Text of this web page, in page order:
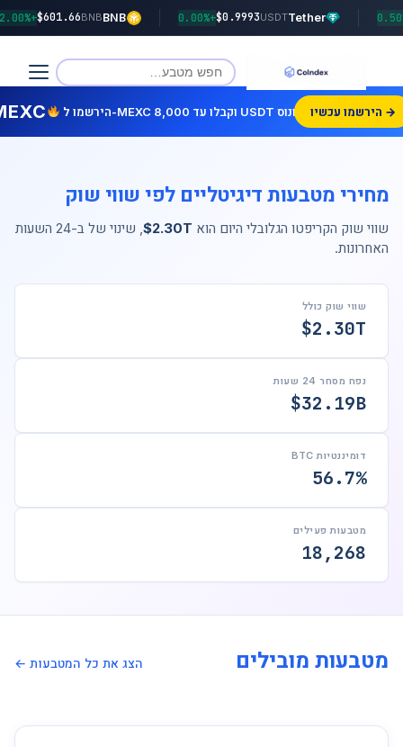
Tether
USDT
$0.9993
+0.00%
BNB
BNB
$601.66
+2.00%
הירשמו עכשיו →
מחירי מטבעות דיגיטליים לפי שווי שוק
שווי שוק הקריפטו הגלובלי היום הוא $2.30T, שינוי של
ב-24 השעות
האחרונות.
שווי שוק כולל
$2.30T
נפח מסחר 24 שעות
$32.19B
דומיננטיות BTC
56.7%
מטבעות פעילים
18,268
מטבעות מובילים הצג את כל המטבעות ←